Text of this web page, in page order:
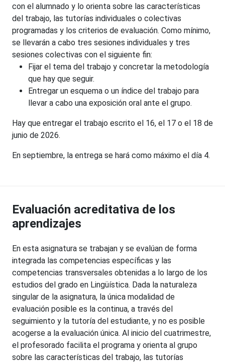
con el alumnado y lo orienta sobre las características
del trabajo, las tutorías individuales o colectivas
programadas y los criterios de evaluación. Como mínimo,
se llevarán a cabo tres sesiones individuales y tres
sesiones colectivas con el siguiente fin:
Fijar el tema del trabajo y concretar la metodología
que hay que seguir.
Entregar un esquema o un índice del trabajo para
llevar a cabo una exposición oral ante el grupo.
Hay que entregar el trabajo escrito el 16, el 17 o el 18 de
junio de 2026.
En septiembre, la entrega se hará como máximo el día 4.
Evaluación acreditativa de los
aprendizajes
En esta asignatura se trabajan y se evalúan de forma
integrada las competencias específicas y las
competencias transversales obtenidas a lo largo de los
estudios del grado en Lingüística. Dada la naturaleza
singular de la asignatura, la única modalidad de
evaluación posible es la continua, a través del
seguimiento y la tutoría del estudiante, y no es posible
acogerse a la evaluación única. Al inicio del cuatrimestre,
el profesorado facilita el programa y orienta al grupo
sobre las características del trabajo, las tutorías